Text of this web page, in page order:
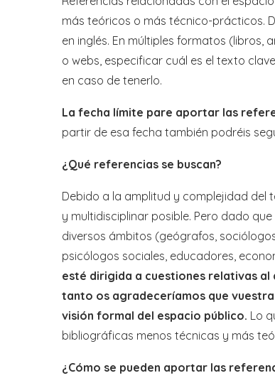
más teóricos o más técnico-prácticos.
en inglés. En múltiples formatos (libros,
o webs, especificar cuál es el texto
en caso de tenerlo.
La fecha límite pare aportar las
partir de esa fecha también podréis
¿Qué referencias se buscan?
Debido a la amplitud y complejidad del
y multidisciplinar posible. Pero dado
diversos ámbitos (geógrafos,
psicólogos sociales, educadores,
esté dirigida a cuestiones relativas
tanto os agradeceríamos que
visión formal del espacio público. Lo
bibliográficas menos técnicas y más
¿Cómo se pueden aportar las